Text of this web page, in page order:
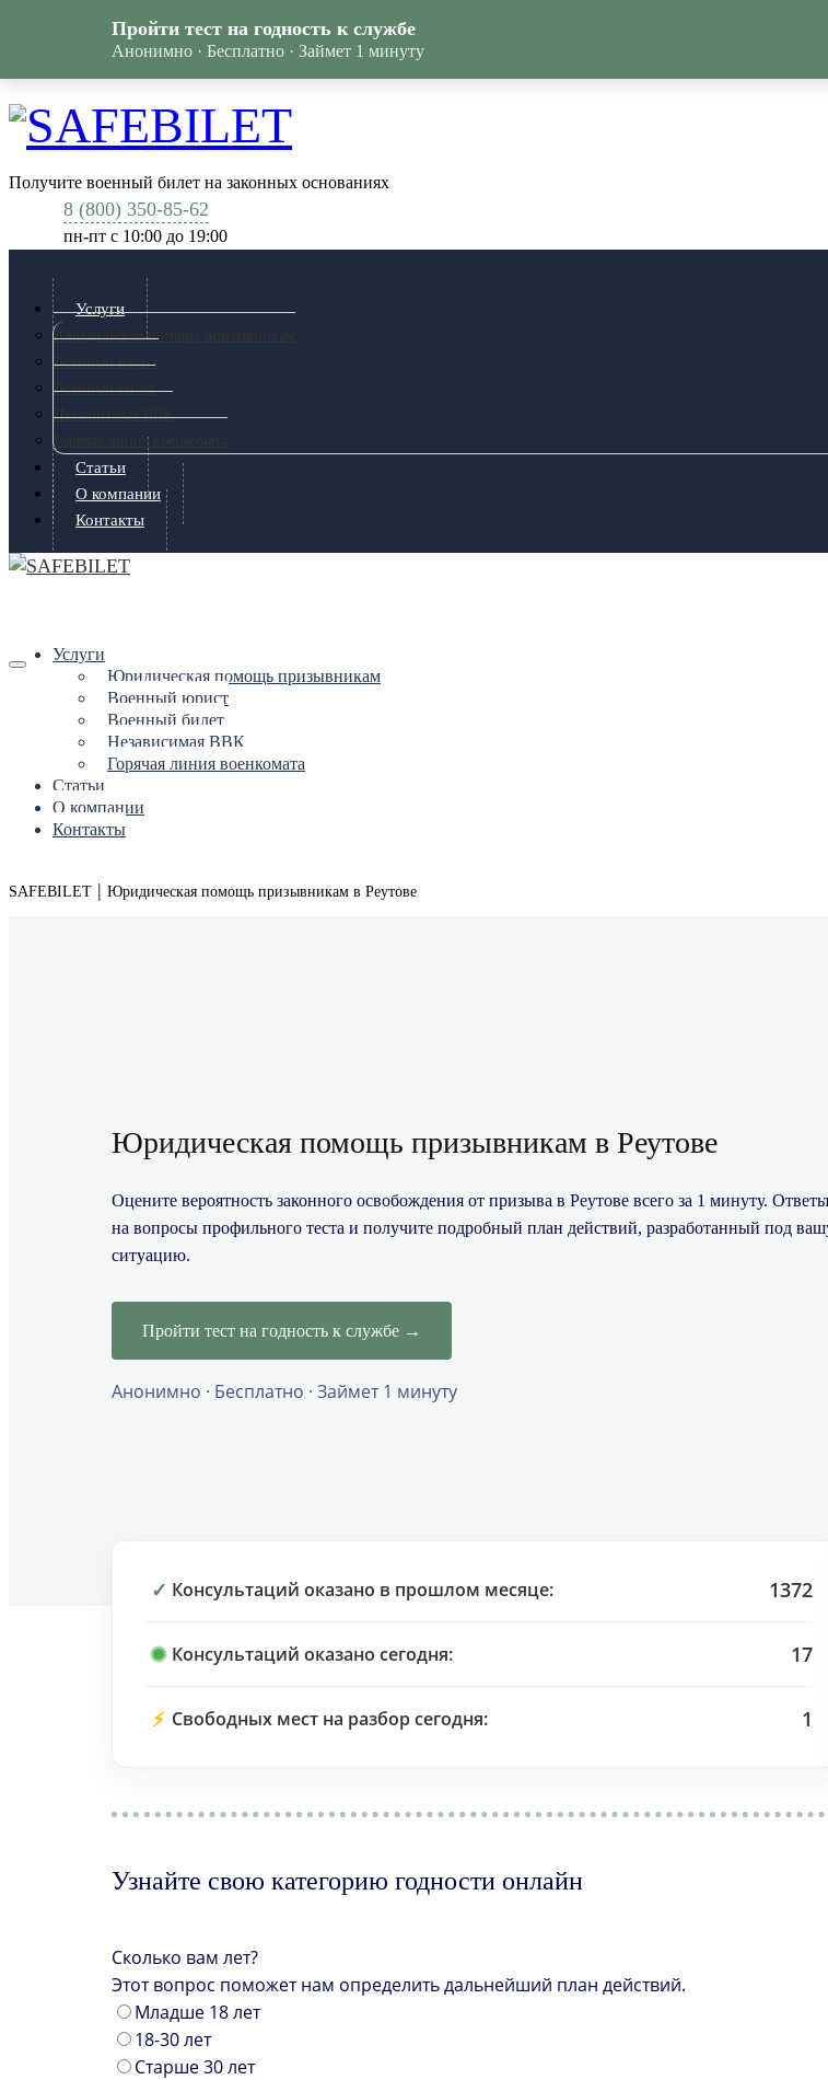
Получите военный билет на законных основаниях
8 (800) 350-85-62
пн-пт c 10:00 до 19:00
Услуги
Юридическая помощь призывникам
Военный юрист
Военный билет
Независимая ВВК
Горячая линия военкомата
Статьи
О компании
Контакты
Услуги
Юридическая помощь призывникам
Военный юрист
Военный билет
Независимая ВВК
Горячая линия военкомата
Статьи
О компании
Контакты
SAFEBILET | Юридическая помощь призывникам в Реутове
Юридическая помощь призывникам в Реутове
Оцените вероятность законного освобождения от призыва в Реутове всего за 1 минуту.
на вопросы профильного теста и получите подробный план действий, разработанный под
ситуацию.
Пройти тест на годность к службе →
Анонимно · Бесплатно · Займет 1 минуту
✓ Консультаций оказано в прошлом месяце: 1372
Консультаций оказано сегодня: 17
⚡ Свободных мест на разбор сегодня: 1
Узнайте свою категорию годности онлайн
Сколько вам лет?
Этот вопрос поможет нам определить дальнейший план действий.
Младше 18 лет
18-30 лет
Старше 30 лет
Пройти тест на годность к службе
Анонимно · Бесплатно · Займет 1 минуту